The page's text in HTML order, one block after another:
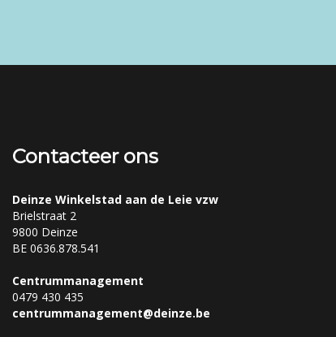
Contacteer ons
Deinze Winkelstad aan de Leie vzw
Brielstraat 2
9800 Deinze
BE 0636.878.541
Centrummanagement
0479 430 435
centrummanagement@deinze.be